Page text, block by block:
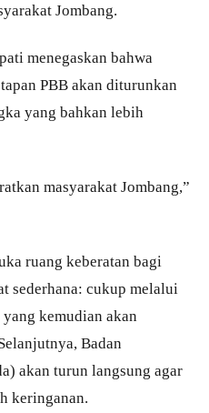
Jombang.
menegaskan bahwa
PBB akan diturunkan
yang bahkan lebih
masyarakat Jombang,”
ruang keberatan bagi
sederhana: cukup melalui
kemudian akan
Badan
akan turun langsung agar
keringanan.